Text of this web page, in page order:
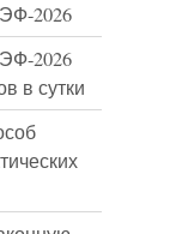
2026
2026
в сутки